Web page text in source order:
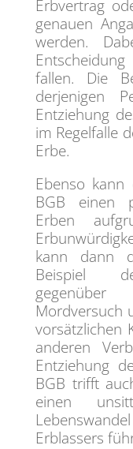
Erbvertrag
genauen
werden.
fallen. Die
derjenigen
Entziehung
im Regelfalle
Erbe.
Ebenso
BGB einen
Erben
kann dann
Beispiel
Mordversuch
vorsätzlichen
anderen
Entziehung
BGB trifft
einen
Erblassers